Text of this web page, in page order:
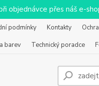
objednávce přes náš e-
podmínky Kontakty
barev Technický poradce